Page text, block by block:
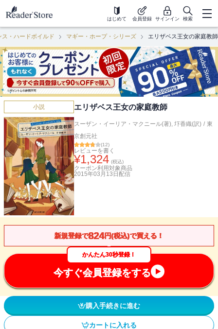
はじめて 会員登録 サインイン 検索
・ハードボイルド マギー・ホープ・シリーズ エリザベス王女の家庭教師
小説 エリザベス王女の家庭教師
スーザン・イーリア・マクニール(著), 圷香織(訳) / 東
京創元社
(12)
レビューを書く
¥1,324 (税込)
クーポン利用対象商品
2015年03月13日 配信
新規登録で824円(税込)で買える！
かんたん30秒登録！
今すぐ会員登録をする
購入手続きに進む
カートに入れる